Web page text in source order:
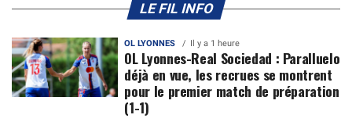
LE FIL INFO
OL LYONNES Il y a 1 heure
OL Lyonnes-Real Sociedad : Paralluelo
déjà en vue, les recrues se montrent
pour le premier match de préparation
(1-1)